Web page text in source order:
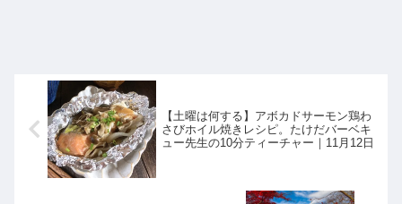
【土曜は何する】アボカドサーモン鶏わ
さびホイル焼きレシピ。たけだバーベキ
ュー先生の10分ティーチャー｜11月12日